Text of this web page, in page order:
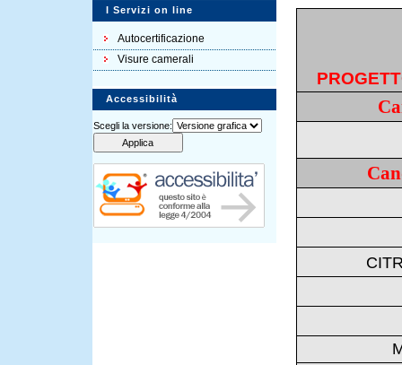
I Servizi on line
Autocertificazione
Visure camerali
Accessibilità
Scegli la versione: